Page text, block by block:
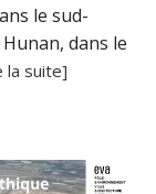
le sud-
dans le
la suite]